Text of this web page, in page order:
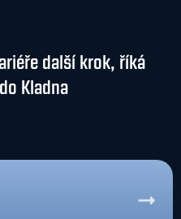
další krok, říká
Kladna